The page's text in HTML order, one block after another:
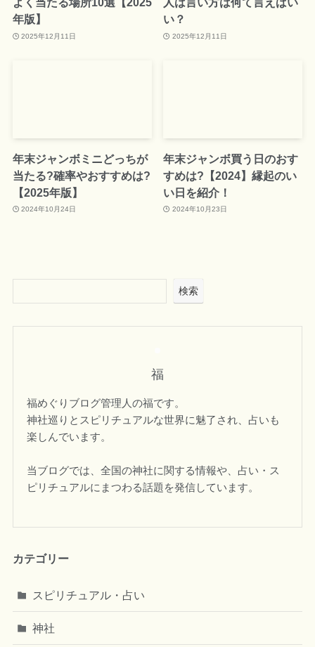
年版】
2025年12月11日
い？
2025年12月11日
年末ジャンボミニどっちが
当たる?確率やおすすめは?
【2025年版】
2024年10月24日
年末ジャンボ買う日のおす
すめは?【2024】縁起のい
い日を紹介！
2024年10月23日
検索
福
福めぐりブログ管理人の福です。
神社巡りとスピリチュアルな世界に魅了され、占いも
楽しんでいます。
当ブログでは、全国の神社に関する情報や、占い・ス
ピリチュアルにまつわる話題を発信しています。
カテゴリー
スピリチュアル・占い
神社